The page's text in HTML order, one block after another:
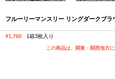
フルーリーマンスリー リングダークブ
¥1,760 1箱3枚入り
この商品は、関東・関西地方